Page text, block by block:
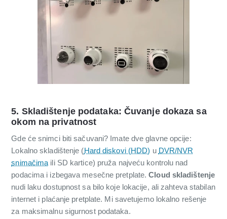
5. Skladištenje podataka: Čuvanje dokaza sa
okom na privatnost
Gde će snimci biti sačuvani? Imate dve glavne opcije:
Lokalno skladištenje (Hard diskovi (HDD) u DVR/NVR
snimačima ili SD kartice) pruža najveću kontrolu nad
podacima i izbegava mesečne pretplate.Cloud skladištenje
nudi laku dostupnost sa bilo koje lokacije, ali zahteva stabilan
internet i plaćanje pretplate. Mi savetujemo lokalno rešenje
za maksimalnu sigurnost podataka.